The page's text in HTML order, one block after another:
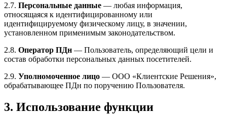
2.7. Персональные данные — любая информация,
относящаяся к идентифицированному или
идентифицируемому физическому лицу, в значении,
установленном применимым законодательством.
2.8. Оператор ПДн — Пользователь, определяющий цели и
состав обработки персональных данных посетителей.
2.9. Уполномоченное лицо — ООО «Клиентские Решения»,
обрабатывающее ПДн по поручению Пользователя.
3. Использование функции